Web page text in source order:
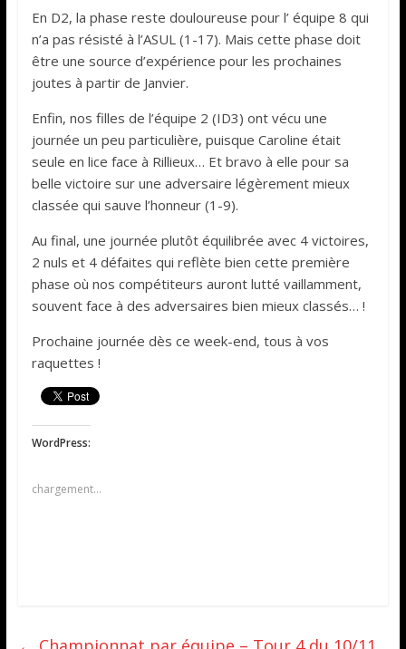
En D2, la phase reste douloureuse pour l’ équipe 8 qui
n’a pas résisté à l’ASUL (1-17). Mais cette phase doit
être une source d’expérience pour les prochaines
joutes à partir de Janvier.
Enfin, nos filles de l’équipe 2 (ID3) ont vécu une
journée un peu particulière, puisque Caroline était
seule en lice face à Rillieux… Et bravo à elle pour sa
belle victoire sur une adversaire légèrement mieux
classée qui sauve l’honneur (1-9).
Au final, une journée plutôt équilibrée avec 4 victoires,
2 nuls et 4 défaites qui reflète bien cette première
phase où nos compétiteurs auront lutté vaillamment,
souvent face à des adversaires bien mieux classés… !
Prochaine journée dès ce week-end, tous à vos
raquettes !
WordPress:
chargement…